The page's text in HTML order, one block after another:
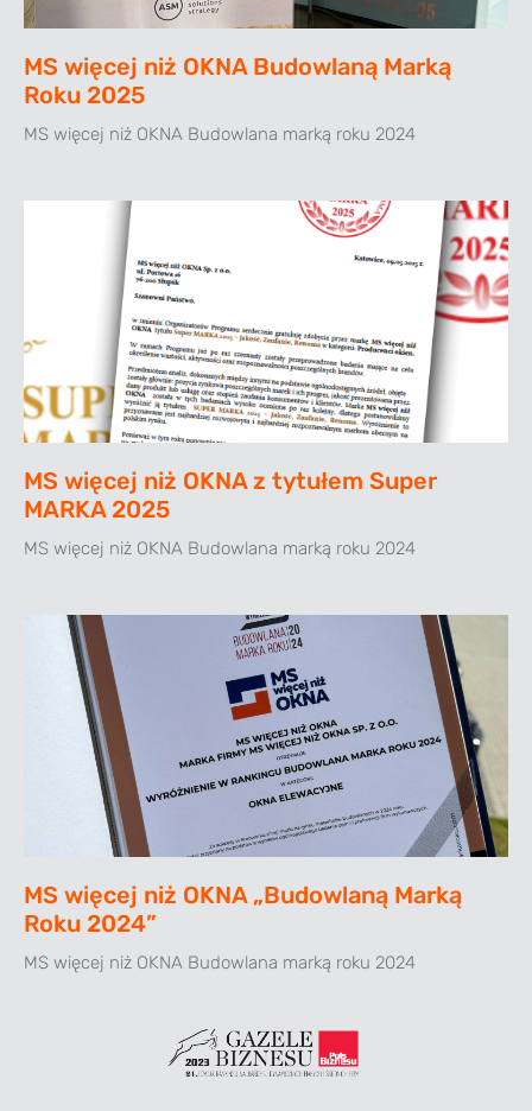
MS więcej niż OKNA Budowlaną Marką
Roku 2025
MS więcej niż OKNA Budowlana marką roku 2024
MS więcej niż OKNA z tytułem Super
MARKA 2025
MS więcej niż OKNA Budowlana marką roku 2024
MS więcej niż OKNA „Budowlaną Marką
Roku 2024”
MS więcej niż OKNA Budowlana marką roku 2024